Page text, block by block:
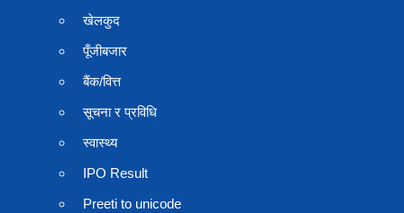
खेलकुद
पूँजीबजार
बैंक/वित्त
सूचना र प्रविधि
स्वास्थ्य
IPO Result
Preeti to unicode